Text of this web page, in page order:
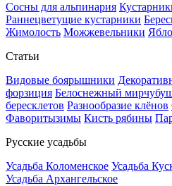
Сосны для альпинария
Раннецветущие кустарники
Жимолость Можжевельники
Статьи
Видовые боярышники
форзиция Белоснежный
бересклетов Разнообразие клёнов
Фаворитызимы Кисть рябины
Русские усадьбы
Усадьба Коломенское Усадьба
Усадьба Архангельское